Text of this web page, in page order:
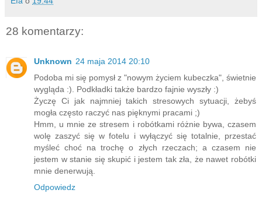
28 komentarzy:
Unknown 24 maja 2014 20:10
Podoba mi się pomysł z "nowym życiem kubeczka", świetnie
wygląda :). Podkładki także bardzo fajnie wyszły :)
Życzę Ci jak najmniej takich stresowych sytuacji, żebyś
mogła często raczyć nas pięknymi pracami ;)
Hmm, u mnie ze stresem i robótkami różnie bywa, czasem
wolę zaszyć się w fotelu i wyłączyć się totalnie, przestać
myśleć choć na trochę o złych rzeczach; a czasem nie
jestem w stanie się skupić i jestem tak zła, że nawet robótki
mnie denerwują.
Odpowiedz